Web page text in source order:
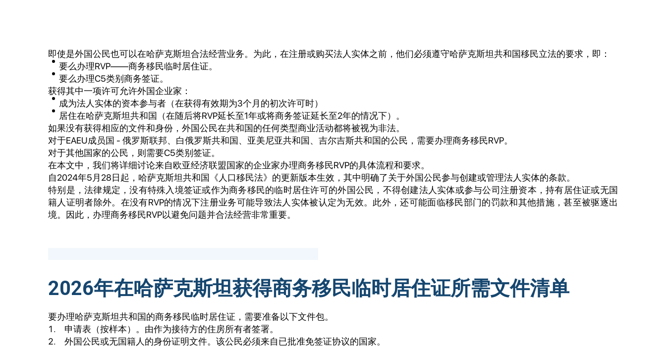
即使是外国公民也可以在哈萨克斯坦合法经营业务。为此，在注册或购买法人实体之前，他们必须遵守哈萨克斯坦共和国移民立法的要求，即：
要么办理RVP——商务移民临时居住证。
要么办理C5类别商务签证。
获得其中一项许可允许外国企业家：
成为法人实体的资本参与者（在获得有效期为3个月的初次许可时）
居住在哈萨克斯坦共和国（在随后将RVP延长至1年或将商务签证延长至2年的情况下）。
如果没有获得相应的文件和身份，外国公民在共和国的任何类型商业活动都将被视为非法。
对于EAEU成员国 - 俄罗斯联邦、白俄罗斯共和国、亚美尼亚共和国、吉尔吉斯共和国的公民，需要办理商务移民RVP。
对于其他国家的公民，则需要C5类别签证。
在本文中，我们将详细讨论来自欧亚经济联盟国家的企业家办理商务移民RVP的具体流程和要求。
自2024年5月28日起，哈萨克斯坦共和国《人口移民法》的更新版本生效，其中明确了关于外国公民参与创建或管理法人实体的条款。
特别是，法律规定，没有特殊入境签证或作为商务移民的临时居住许可的外国公民，不得创建法人实体或参与公司注册资本，持有居住证或无国
籍人证明者除外。在没有RVP的情况下注册业务可能导致法人实体被认定为无效。此外，还可能面临移民部门的罚款和其他措施，甚至被驱逐出
境。因此，办理商务移民RVP以避免问题并合法经营非常重要。
2026年在哈萨克斯坦获得商务移民临时居住证所需文件清单
要办理哈萨克斯坦共和国的商务移民临时居住证，需要准备以下文件包。
申请表（按样本）。由作为接待方的住房所有者签署。
外国公民或无国籍人的身份证明文件。该公民必须来自已批准免签证协议的国家。